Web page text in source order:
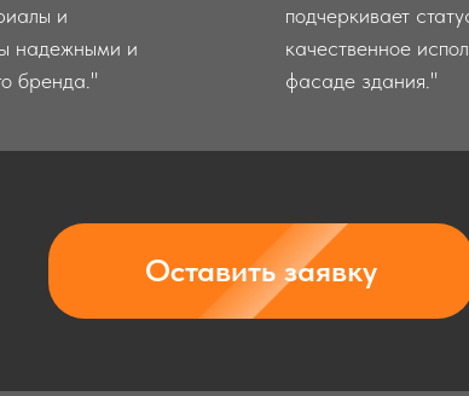
и
надежными и
бренда."
подчеркивает
качественное
фасаде здания."
Оставить заявку